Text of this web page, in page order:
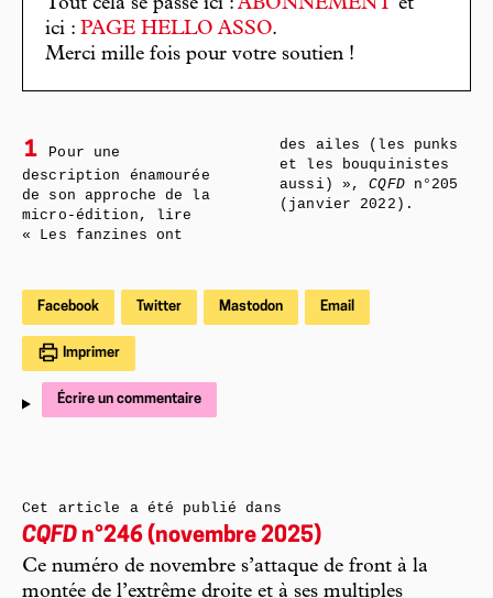
Tout cela se passe ici : ABONNEMENT et
ici : PAGE HELLO ASSO.
Merci mille fois pour votre soutien !
1
Pour une
description énamourée
de son approche de la
micro-édition, lire
« Les fanzines ont
des ailes (les punks
et les bouquinistes
aussi) »,
CQFDn°205
(janvier 2022).
Facebook Twitter Mastodon Email
Imprimer
Écrire un commentaire
Cet article a été publié dans
CQFD n°246 (novembre 2025)
Ce numéro de novembre s’attaque de front à la
montée de l’extrême droite et à ses multiples